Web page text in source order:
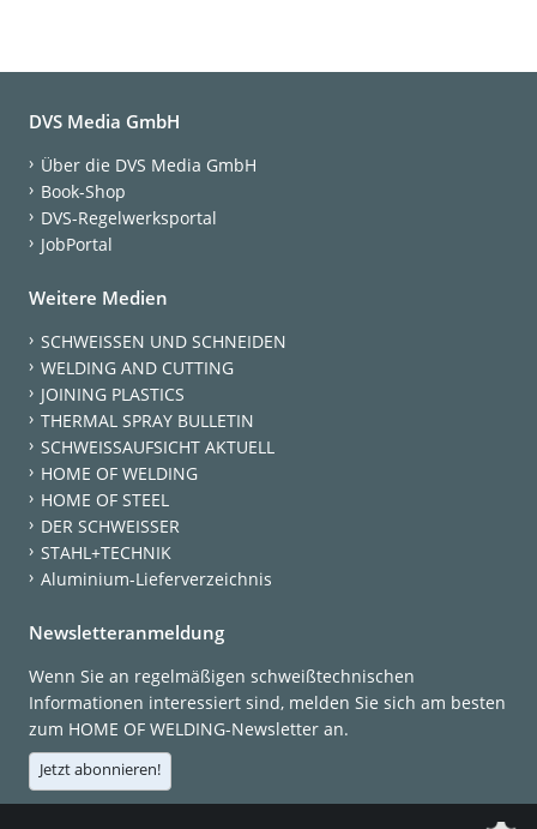
DVS Media GmbH
Über die DVS Media GmbH
Book-Shop
DVS-Regelwerksportal
JobPortal
Weitere Medien
SCHWEISSEN UND SCHNEIDEN
WELDING AND CUTTING
JOINING PLASTICS
THERMAL SPRAY BULLETIN
SCHWEISSAUFSICHT AKTUELL
HOME OF WELDING
HOME OF STEEL
DER SCHWEISSER
STAHL+TECHNIK
Aluminium-Lieferverzeichnis
Newsletteranmeldung
Wenn Sie an regelmäßigen schweißtechnischen
Informationen interessiert sind, melden Sie sich am besten
zum HOME OF WELDING-Newsletter an.
Jetzt abonnieren!